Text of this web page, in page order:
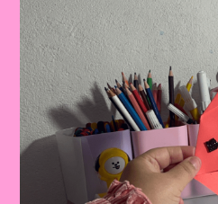
Com
Personagens
Folclore
Brasileiro
Na
Educação
Infantil